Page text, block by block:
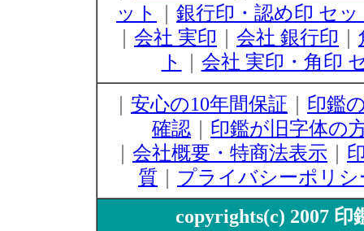
ット
銀行印・認め印 セッ
会社 実印 会社 銀行印
ト
会社 実印・角印
安心の10年間保証
印鑑
確認
印鑑が旧字体の
会社概要・特商法表示
質
プライバシーポリシ
copyrights(c) 2007 印